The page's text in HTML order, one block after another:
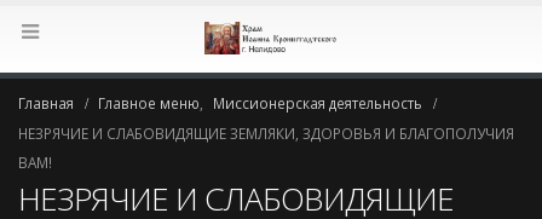
Главная Главное меню,
Миссионерская деятельность
НЕЗРЯЧИЕ И СЛАБОВИДЯЩИЕ ЗЕМЛЯКИ, ЗДОРОВЬЯ И БЛАГОПОЛУЧИЯ
ВАМ!
НЕЗРЯЧИЕ И СЛАБОВИДЯЩИЕ